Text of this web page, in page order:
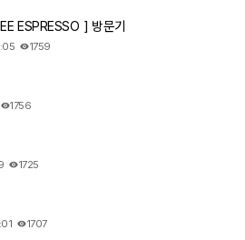
ESPRESSO ] 방문기
1759
1756
1725
1707